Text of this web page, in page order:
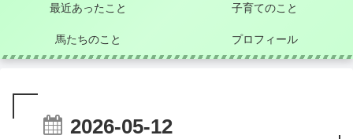
最近あったこと 子育てのこと
馬たちのこと プロフィール
2026-05-12